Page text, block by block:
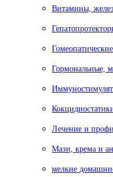
Витамины,
Гормональные,
Лечение и
Мази, крема и
мелкие